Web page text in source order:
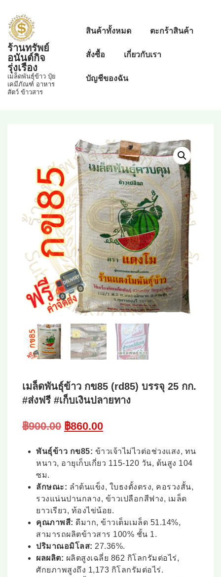
Skip
Main
Content
ร้านทรัพย์
อนันต์กิจ
รุ่งเรือง
เมล็ดพันธุ์ข้าว ปุ๋ย
เคมีภัณฑ์ อาหาร
สัตว์ ข้าวสาร
Main
สินค้าทั้งหมด ตะกร้าสินค้า
สั่งซื้อ เกี่ยวกับเรา
บัญชีของฉัน
เมล็ดพันธุ์ข้าว กข85 (rd85) บรรจุ 25 กก.
#ส่งฟรี #เก็บเงินปลายทาง
฿900.00 Original
was:
฿900.00.
฿860.00Current
is:
฿860.00.
พันธุ์ข้าว กข85: ข้าวเจ้าไม่ไวต่อช่วงแสง, ทน
หนาว, อายุเก็บเกี่ยว 115-120 วัน, ต้นสูง 104
ซม.
ลักษณะ: ลำต้นแข็ง, ใบธงตั้งตรง, คอรวงสั้น,
รวงแน่นปานกลาง, ข้าวเปลือกสีฟาง, เมล็ด
ยาวเรียว, ท้องไข่น้อย.
คุณภาพสี: ดีมาก, ข้าวเต็มเมล็ด 51.14%,
สามารถผลิตข้าวสาร 100% ชั้น 1.
ปริมาณอมิโลส: 27.36%.
ผลผลิต: ผลิตสูงเฉลี่ย 862 กิโลกรัมต่อไร่,
ศักยภาพสูงถึง 1,173 กิโลกรัมต่อไร่.